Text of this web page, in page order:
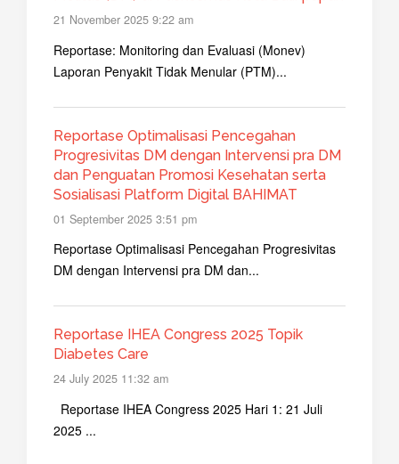
21 November 2025 9:22 am
Reportase: Monitoring dan Evaluasi (Monev)
Laporan Penyakit Tidak Menular (PTM)...
Reportase Optimalisasi Pencegahan
Progresivitas DM dengan Intervensi pra DM
dan Penguatan Promosi Kesehatan serta
Sosialisasi Platform Digital BAHIMAT
01 September 2025 3:51 pm
Reportase Optimalisasi Pencegahan Progresivitas
DM dengan Intervensi pra DM dan...
Reportase IHEA Congress 2025 Topik
Diabetes Care
24 July 2025 11:32 am
Reportase IHEA Congress 2025 Hari 1: 21 Juli
2025 ...